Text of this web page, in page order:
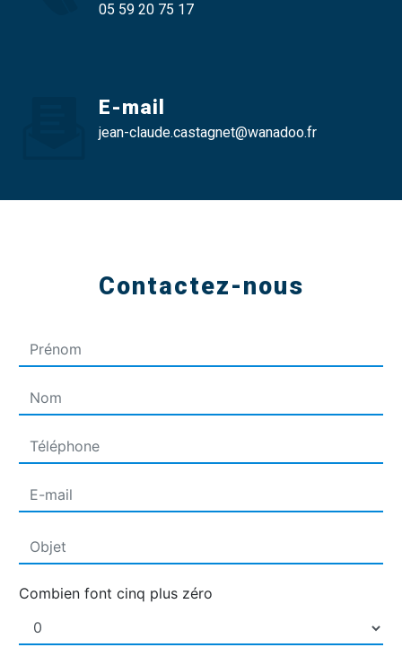
05 59 20 75 17
E-mail
jean-claude.castagnet@wanadoo.fr
Contactez-nous
Combien font cinq plus zéro